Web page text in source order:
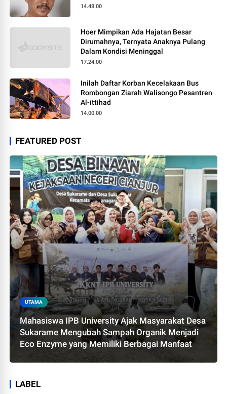
14.48.00
Hoer Mimpikan Ada Hajatan Besar
Dirumahnya, Ternyata Anaknya Pulang
Dalam Kondisi Meninggal
17.24.00
Inilah Daftar Korban Kecelakaan Bus
Rombongan Ziarah Walisongo Pesantren
Al-ittihad
14.00.00
FEATURED POST
UTAMA
Mahasiswa IPB University Ajak Masyarakat Desa
Sukarame Mengubah Sampah Organik Menjadi
Eco Enzyme yang Memiliki Berbagai Manfaat
LABEL